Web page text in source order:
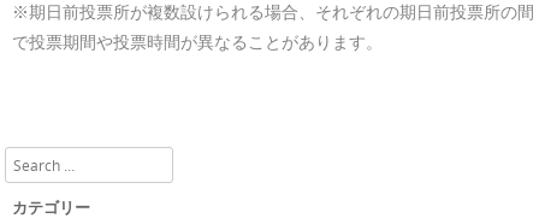
※期日前投票所が複数設けられる場合、それぞれの期日前投票所の間
で投票期間や投票時間が異なることがあります。
Search
カテゴリー